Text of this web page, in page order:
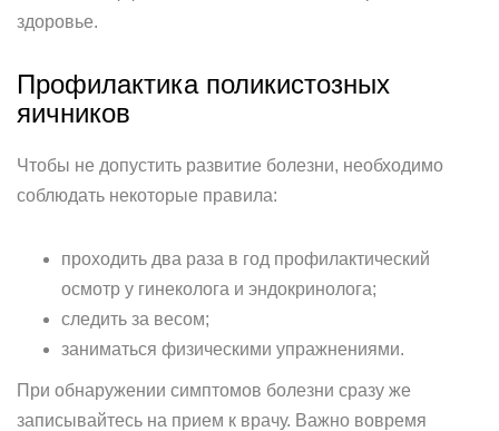
здоровье.
Профилактика поликистозных
яичников
Чтобы не допустить развитие болезни, необходимо
соблюдать некоторые правила:
проходить два раза в год профилактический
осмотр у гинеколога и эндокринолога;
следить за весом;
заниматься физическими упражнениями.
При обнаружении симптомов болезни сразу же
записывайтесь на прием к врачу. Важно вовремя